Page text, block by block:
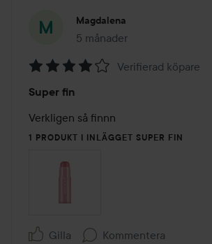
Magdalena
5 månader
Inlägget skapades 5 månader
4
av
5
Verifierad köpare
Super fin
Verkligen så finnn
1 PRODUKT I INLÄGGET SUPER FIN
Gilla Kommentera